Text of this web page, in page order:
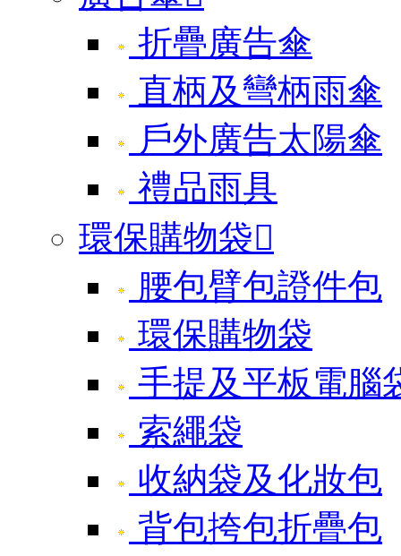
折疊廣告傘
直柄及彎柄雨傘
戶外廣告太陽傘
禮品雨具
環保購物袋
腰包臂包證件包
環保購物袋
手提及平板電腦
索繩袋
收納袋及化妝包
背包挎包折疊包